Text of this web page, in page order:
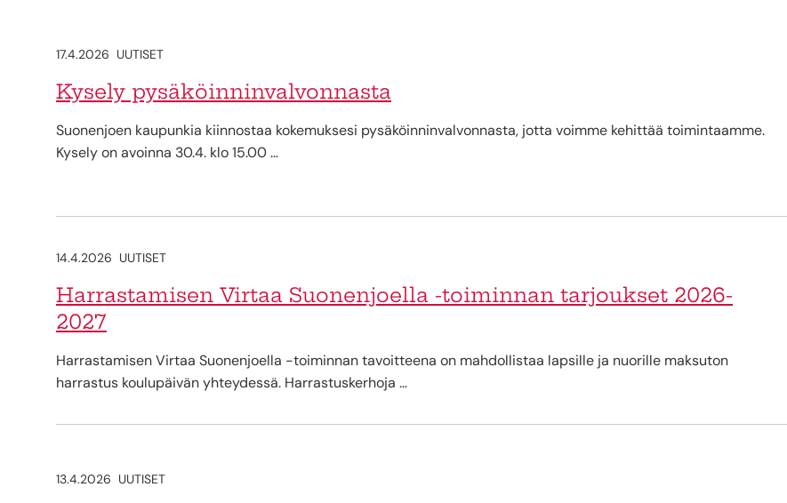
17.4.2026 UUTISET
Kysely pysäköinninvalvonnasta
Suonenjoen kaupunkia kiinnostaa kokemuksesi pysäköinninvalvonnasta, jotta voimme kehittää toimintaamme.
Kysely on avoinna 30.4. klo 15.00 …
14.4.2026 UUTISET
Harrastamisen Virtaa Suonenjoella -toiminnan tarjoukset 2026-
2027
Harrastamisen Virtaa Suonenjoella -toiminnan tavoitteena on mahdollistaa lapsille ja nuorille maksuton
harrastus koulupäivän yhteydessä. Harrastuskerhoja …
13.4.2026 UUTISET